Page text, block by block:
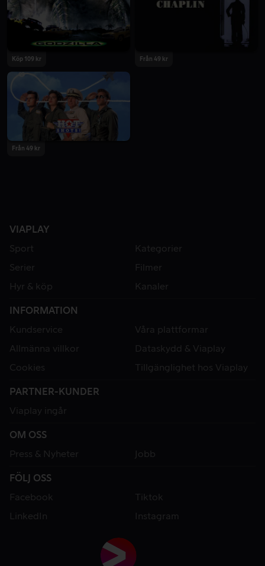
Köp 109 kr Från 49 kr
Från 49 kr
VIAPLAY
Sport
Kategorier
Serier
Filmer
Hyr & köp
Kanaler
INFORMATION
Kundservice
Våra plattformar
Allmänna villkor
Dataskydd & Viaplay
Cookies
Tillgänglighet hos Viaplay
PARTNER-KUNDER
Viaplay ingår
OM OSS
Press & Nyheter
Jobb
FÖLJ OSS
Facebook
Tiktok
LinkedIn
Instagram